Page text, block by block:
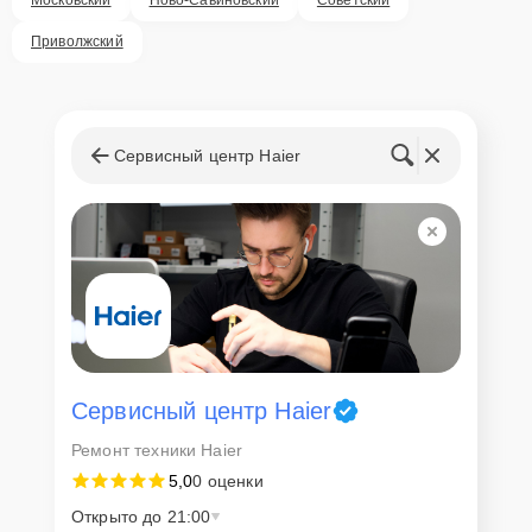
Внимание! Устройство отправляется на ремонт только после
клиентом. Стоимость ремонта фиксируется и не может быть
мастера
Если у клиента нет времени или возможности для перемещения
крупногабаритной техники, он может заказать курьерскую
доставку или услугу выезда мастера. Специалист приедет в
удобное место и время, проведет тщательную диагностику и при
наличии оборудования осуществит оперативный ремонт.
Как приехать в сервисный
диагностику и ремонт. Для этого нужно позвонить по телефону
горячей линии или оставить заявку, согласовать удобное время и
Приволжский
Сервисный центр Haier
Сервисный центр Haier
Ремонт техники Haier
5,00 оценки
Открыто до 21:00